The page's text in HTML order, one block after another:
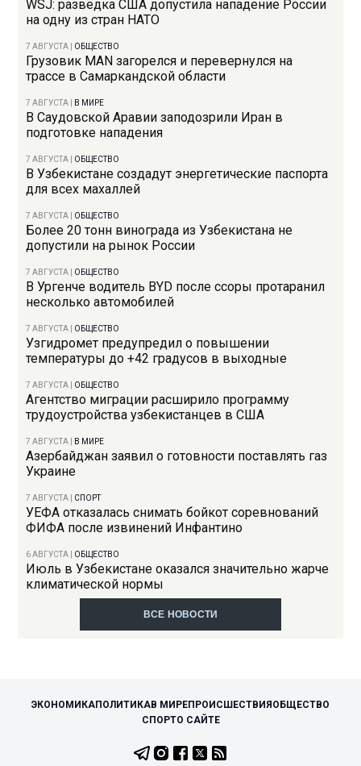
WSJ: разведка США допустила нападение России
на одну из стран НАТО
7 АВГУСТА ОБЩЕСТВО
Грузовик MAN загорелся и перевернулся на
трассе в Самаркандской области
7 АВГУСТА В МИРЕ
В Саудовской Аравии заподозрили Иран в
подготовке нападения
7 АВГУСТА ОБЩЕСТВО
В Узбекистане создадут энергетические паспорта
для всех махаллей
7 АВГУСТА ОБЩЕСТВО
Более 20 тонн винограда из Узбекистана не
допустили на рынок России
7 АВГУСТА ОБЩЕСТВО
В Ургенче водитель BYD после ссоры протаранил
несколько автомобилей
7 АВГУСТА ОБЩЕСТВО
Узгидромет предупредил о повышении
температуры до +42 градусов в выходные
7 АВГУСТА ОБЩЕСТВО
Агентство миграции расширило программу
трудоустройства узбекистанцев в США
7 АВГУСТА В МИРЕ
Азербайджан заявил о готовности поставлять газ
Украине
7 АВГУСТА СПОРТ
УЕФА отказалась снимать бойкот соревнований
ФИФА после извинений Инфантино
6 АВГУСТА ОБЩЕСТВО
Июль в Узбекистане оказался значительно жарче
климатической нормы
ВСЕ НОВОСТИ
ЭКОНОМИКАПОЛИТИКАВ МИРЕПРОИСШЕСТВИЯ ОБЩЕСТВО
СПОРТО САЙТЕ